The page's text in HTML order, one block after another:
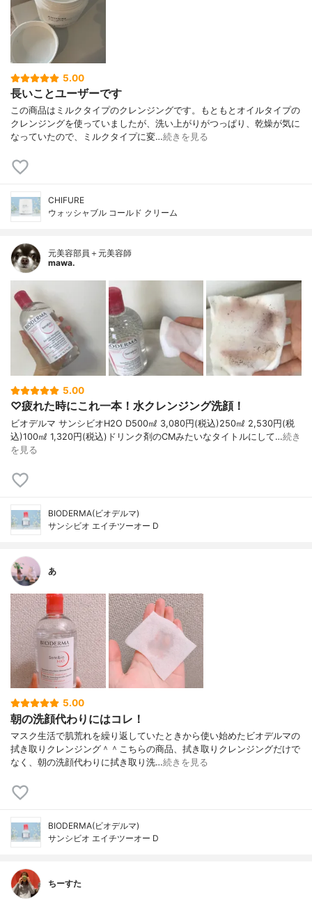
5.00
長いことユーザーです
この商品はミルクタイプのクレンジングです。もともとオイルタイプの
クレンジングを使っていましたが、洗い上がりがつっぱり、乾燥が気に
なっていたので、ミルクタイプに変…続きを見る
CHIFURE
ウォッシャブル コールド クリーム
元美容部員＋元美容師
mawa.
5.00
♡疲れた時にこれ一本！水クレンジング洗顔！
ビオデルマ サンシビオH2O D500㎖ 3,080円(税込)250㎖ 2,530円(税
込)100㎖ 1,320円(税込)ドリンク剤のCMみたいなタイトルにして…続き
を見る
BIODERMA(ビオデルマ)
サンシビオ エイチツーオー D
あ
5.00
朝の洗顔代わりにはコレ！
マスク生活で肌荒れを繰り返していたときから使い始めたビオデルマの
拭き取りクレンジング＾＾こちらの商品、拭き取りクレンジングだけで
なく、朝の洗顔代わりに拭き取り洗…続きを見る
BIODERMA(ビオデルマ)
サンシビオ エイチツーオー D
ちーすた